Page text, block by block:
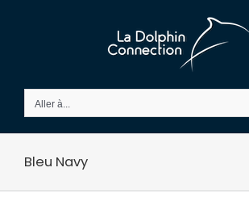
Aller à...
Bleu Navy